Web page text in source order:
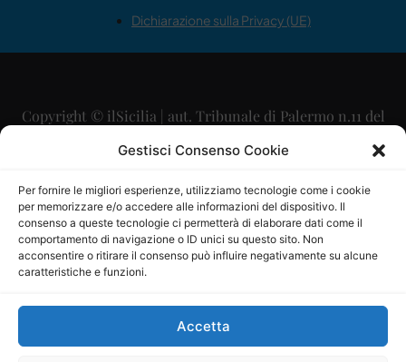
Gestisci Consenso Cookie
Per fornire le migliori esperienze, utilizziamo tecnologie come i cookie
per memorizzare e/o accedere alle informazioni del dispositivo. Il
consenso a queste tecnologie ci permetterà di elaborare dati come il
comportamento di navigazione o ID unici su questo sito. Non
acconsentire o ritirare il consenso può influire negativamente su alcune
caratteristiche e funzioni.
Accetta
Dichiarazione sulla Privacy (UE)
Copyright © ilSicilia | aut. Tribunale di Palermo n.11 del
29/09/2015
Direttore Editoriale: Maurizio Scaglione
Direttore Responsabile: Maria Calabrese
P.IVA: 06334930820
Mercurio Comunicazione Società Cooperativa a r.l. è